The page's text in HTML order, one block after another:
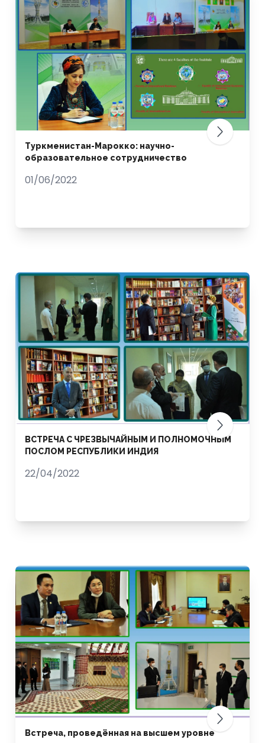
Туркменистан-Марокко: научно-
образовательное сотрудничество
01/06/2022
ВСТРЕЧА С ЧРЕЗВЫЧАЙНЫМ И ПОЛНОМОЧНЫМ
ПОСЛОМ РЕСПУБЛИКИ ИНДИЯ
22/04/2022
Встреча, проведённая на высшем уровне